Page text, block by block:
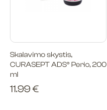
Skalavimo skystis,
CURASEPT ADS® Perio, 200
ml
11.99€